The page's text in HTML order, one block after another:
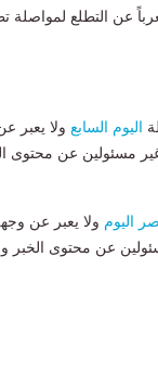
عن التطلع لمواصلة
اليوم السابع ولا يعبر
مسئولين عن محتوى
اليوم ولا يعبر عن
عن محتوى الخبر